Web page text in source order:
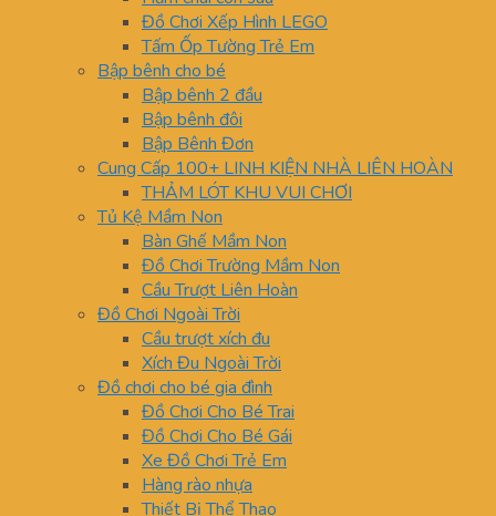
Đồ Chơi Xếp Hình LEGO
Tấm Ốp Tường Trẻ Em
Bập bênh cho bé
Bập bênh 2 đầu
Bập bênh đôi
Bập Bênh Đơn
Cung Cấp 100+ LINH KIỆN NHÀ LIÊN HOÀN
THẢM LÓT KHU VUI CHƠI
Tủ Kệ Mầm Non
Bàn Ghế Mầm Non
Đồ Chơi Trường Mầm Non
Cầu Trượt Liên Hoàn
Đồ Chơi Ngoài Trời
Cầu trượt xích đu
Xích Đu Ngoài Trời
Đồ chơi cho bé gia đình
Đồ Chơi Cho Bé Trai
Đồ Chơi Cho Bé Gái
Xe Đồ Chơi Trẻ Em
Hàng rào nhựa
Thiết Bị Thể Thao